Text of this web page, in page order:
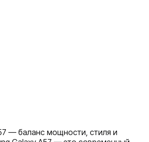
— баланс мощности, стиля и